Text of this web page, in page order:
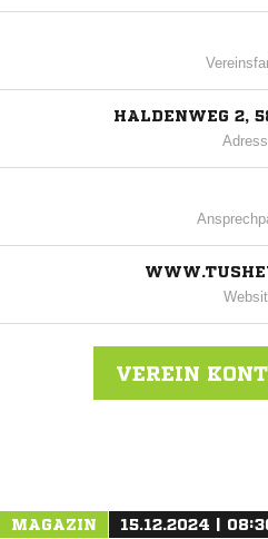
HALDENWEG 2,
VEREIN
MAGAZIN 15.12.2024 |